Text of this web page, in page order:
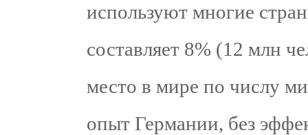
используют многие
составляет 8% (12 млн
место в мире по числу
опыт Германии, без